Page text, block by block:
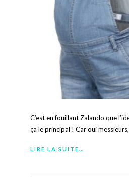
C’est en fouillant Zalando que
ça le principal ! Car oui
LIRE LA SUITE…